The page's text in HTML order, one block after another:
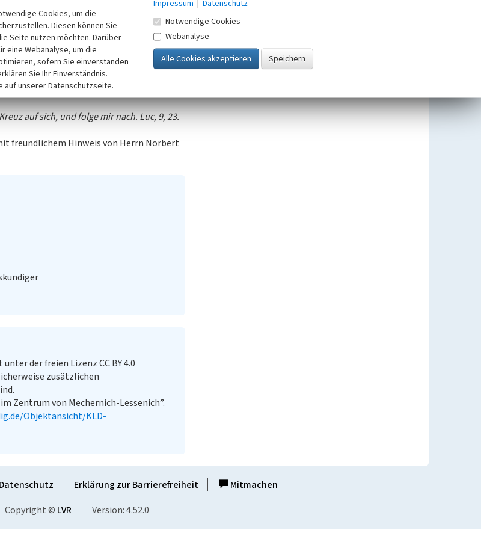
aufweist.
lesbare Inschrift:
und Jungfrauen und von den
Die Inschrift auf der rechten Seite lautet:
und, das Leben ist, und folge Ihm
auf sich, und folge mir nach. Luc, 9, 23.
freundlichem Hinweis von Herrn Norbert
der freien Lizenz CC BY 4.0
zusätzlichen
Zentrum von Mechernich-Lessenich”.
Objektansicht/KLD-
Kulturlandschaft Eifel
Datenschutz Erklärung zur Barrierefreiheit
Mitmachen
Copyright © LVR Version: 4.52.0
Cookies, um die
Diesen können Sie
Seite nutzen möchten. Darüber
eine Webanalyse, um die
sofern Sie einverstanden
Sie Ihr Einverständnis.
auf unserer Datenschutzseite.
Impressum | Datenschutz
Notwendige Cookies
Webanalyse